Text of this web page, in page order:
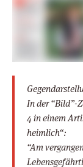
In der “Bild”-
4 in einem
heimlich“:
“Am